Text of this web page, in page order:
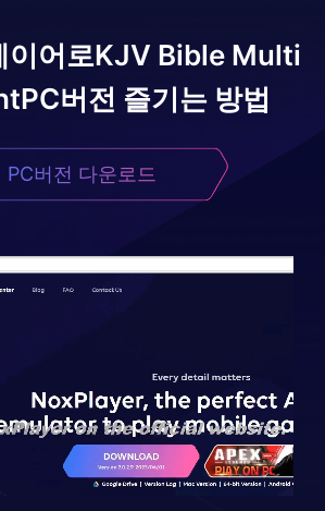
이어로KJV Bible Multi
PC버전 즐기는 방법
PC버전 다운로드